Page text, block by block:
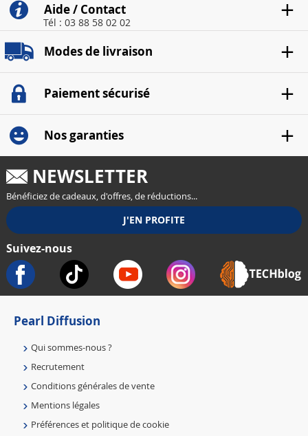
Aide / Contact
Tél : 03 88 58 02 02
Modes de livraison
Paiement sécurisé
Nos garanties
NEWSLETTER
Bénéficiez de cadeaux, d'offres, de réductions...
Suivez-nous
Pearl Diffusion
Qui sommes-nous ?
Recrutement
Conditions générales de vente
Mentions légales
Préférences et politique de cookie